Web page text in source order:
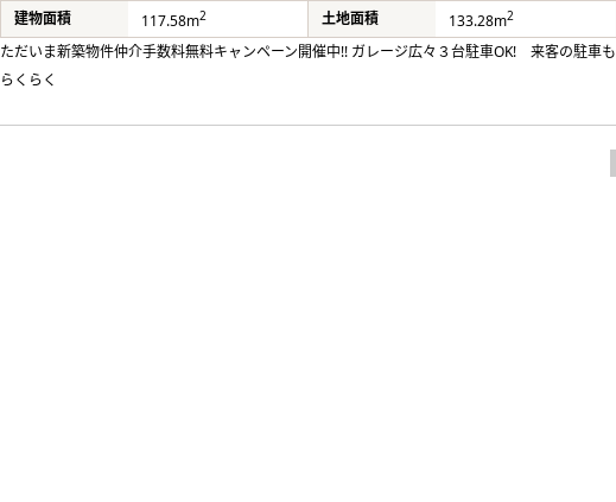
建物面積
117.58m2 土地面積 133.28m2
ただいま新築物件仲介手数料無料キャンペーン開催中!! ガレージ広々３台駐車OK! 来客の駐車も
らくらく